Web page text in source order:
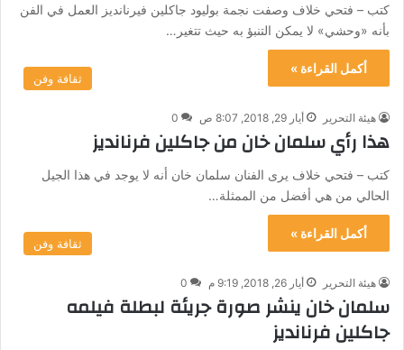
كتب – فتحي خلاف وصفت نجمة بوليود جاكلين فيرنانديز العمل في الفن
بأنه «وحشي» لا يمكن التنبؤ به حيث تتغير…
أكمل القراءة »
ثقافة وفن
هيئة التحرير أيار 29, 2018, 8:07 ص 0
هذا رأي سلمان خان من جاكلين فرنانديز
كتب – فتحي خلاف يرى الفنان سلمان خان أنه لا يوجد في هذا الجيل
الحالي من هي أفضل من الممثلة…
أكمل القراءة »
ثقافة وفن
هيئة التحرير أيار 26, 2018, 9:19 م 0
سلمان خان ينشر صورة جريئة لبطلة فيلمه
جاكلين فرنانديز